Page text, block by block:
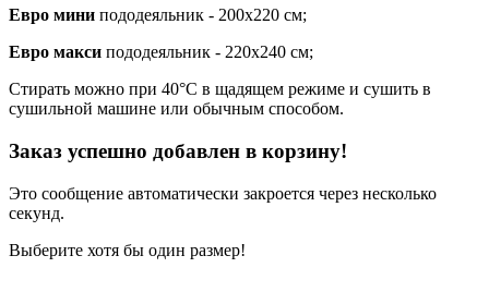
Евро мини пододеяльник - 200х220 см;
Евро макси пододеяльник - 220х240 см;
Стирать можно при 40°С в щадящем режиме и сушить в
сушильной машине или обычным способом.
Заказ успешно добавлен в корзину!
Это сообщение автоматически закроется через несколько
секунд.
Выберите хотя бы один размер!